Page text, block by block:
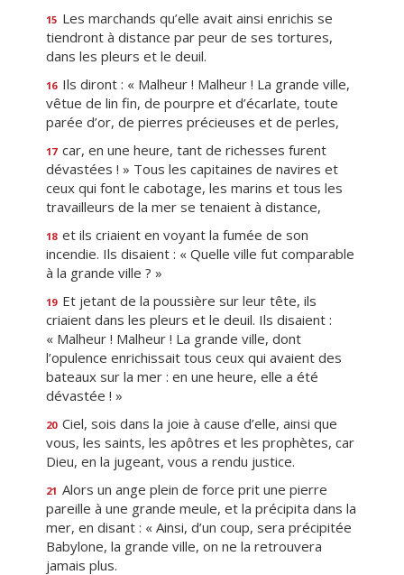
15 Les marchands qu’elle avait ainsi enrichis se
tiendront à distance par peur de ses tortures,
dans les pleurs et le deuil.
16 Ils diront : « Malheur ! Malheur ! La grande ville,
vêtue de lin fin, de pourpre et d’écarlate, toute
parée d’or, de pierres précieuses et de perles,
17 car, en une heure, tant de richesses furent
dévastées ! » Tous les capitaines de navires et
ceux qui font le cabotage, les marins et tous les
travailleurs de la mer se tenaient à distance,
18 et ils criaient en voyant la fumée de son
incendie. Ils disaient : « Quelle ville fut comparable
à la grande ville ? »
19 Et jetant de la poussière sur leur tête, ils
criaient dans les pleurs et le deuil. Ils disaient :
« Malheur ! Malheur ! La grande ville, dont
l’opulence enrichissait tous ceux qui avaient des
bateaux sur la mer : en une heure, elle a été
dévastée ! »
20 Ciel, sois dans la joie à cause d’elle, ainsi que
vous, les saints, les apôtres et les prophètes, car
Dieu, en la jugeant, vous a rendu justice.
21 Alors un ange plein de force prit une pierre
pareille à une grande meule, et la précipita dans la
mer, en disant : « Ainsi, d’un coup, sera précipitée
Babylone, la grande ville, on ne la retrouvera
jamais plus.